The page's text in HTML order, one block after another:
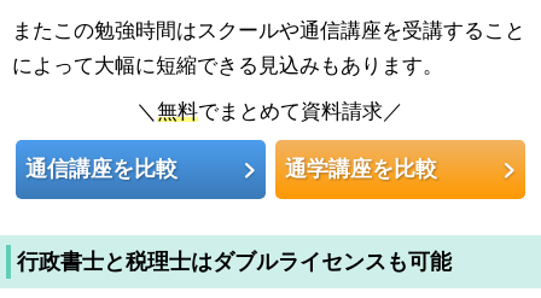
またこの勉強時間はスクールや通信講座を受講すること
によって大幅に短縮できる見込みもあります。
＼無料でまとめて資料請求／
通信講座を比較 通学講座を比較
行政書士と税理士はダブルライセンスも可能